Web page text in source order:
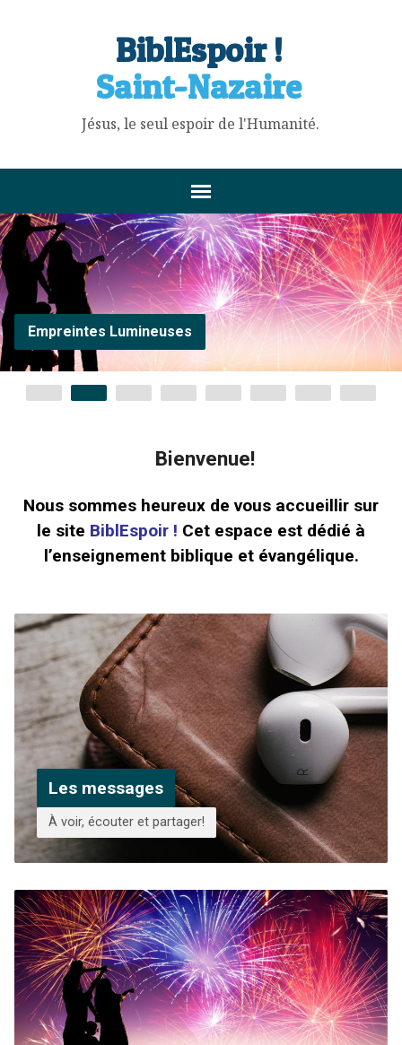
BiblEspoir !
Saint-Nazaire
Jésus, le seul espoir de l'Humanité.
Empreintes Lumineuses
Bienvenue!
Nous sommes heureux de vous accueillir sur
le site BiblEspoir ! Cet espace est dédié à
l’enseignement biblique et évangélique.
Les messages
À voir, écouter et partager!